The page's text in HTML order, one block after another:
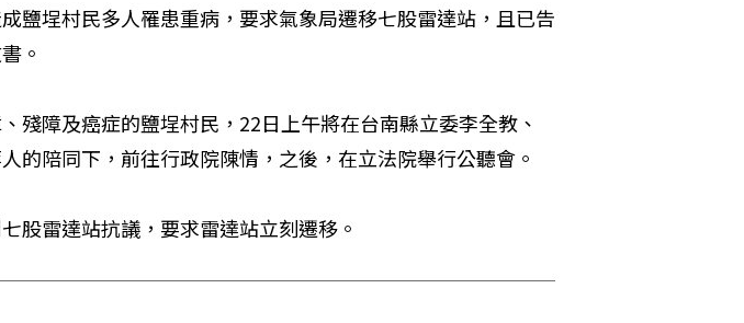
鹽埕村民多人罹患重病，要求氣象局遷移七股雷達站，且已告
。
殘障及癌症的鹽埕村民，22日上午將在台南縣立委李全教、
的陪同下，前往行政院陳情，之後，在立法院舉行公聽會。
股雷達站抗議，要求雷達站立刻遷移。